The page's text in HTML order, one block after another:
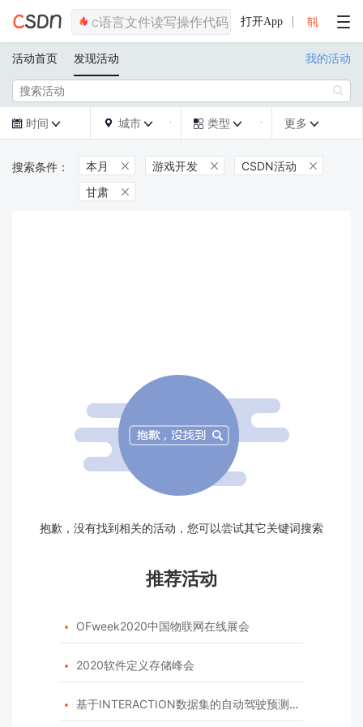
打开App
活动首页 发现活动 我的活动

 时间   城市   类型  更多 
本月  游戏开发  CSDN活动 
甘肃 
抱歉，没有找到相关的活动，您可以尝试其它关键词搜索
推荐活动
 OFweek2020中国物联网在线展会
 2020软件定义存储峰会
 基于INTERACTION数据集的自动驾驶预测模型挑战赛